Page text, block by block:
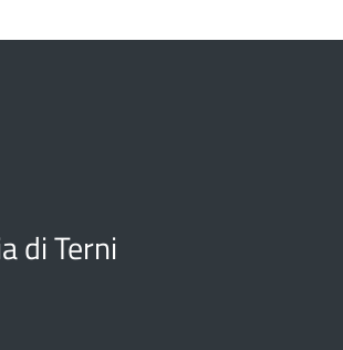
di Terni